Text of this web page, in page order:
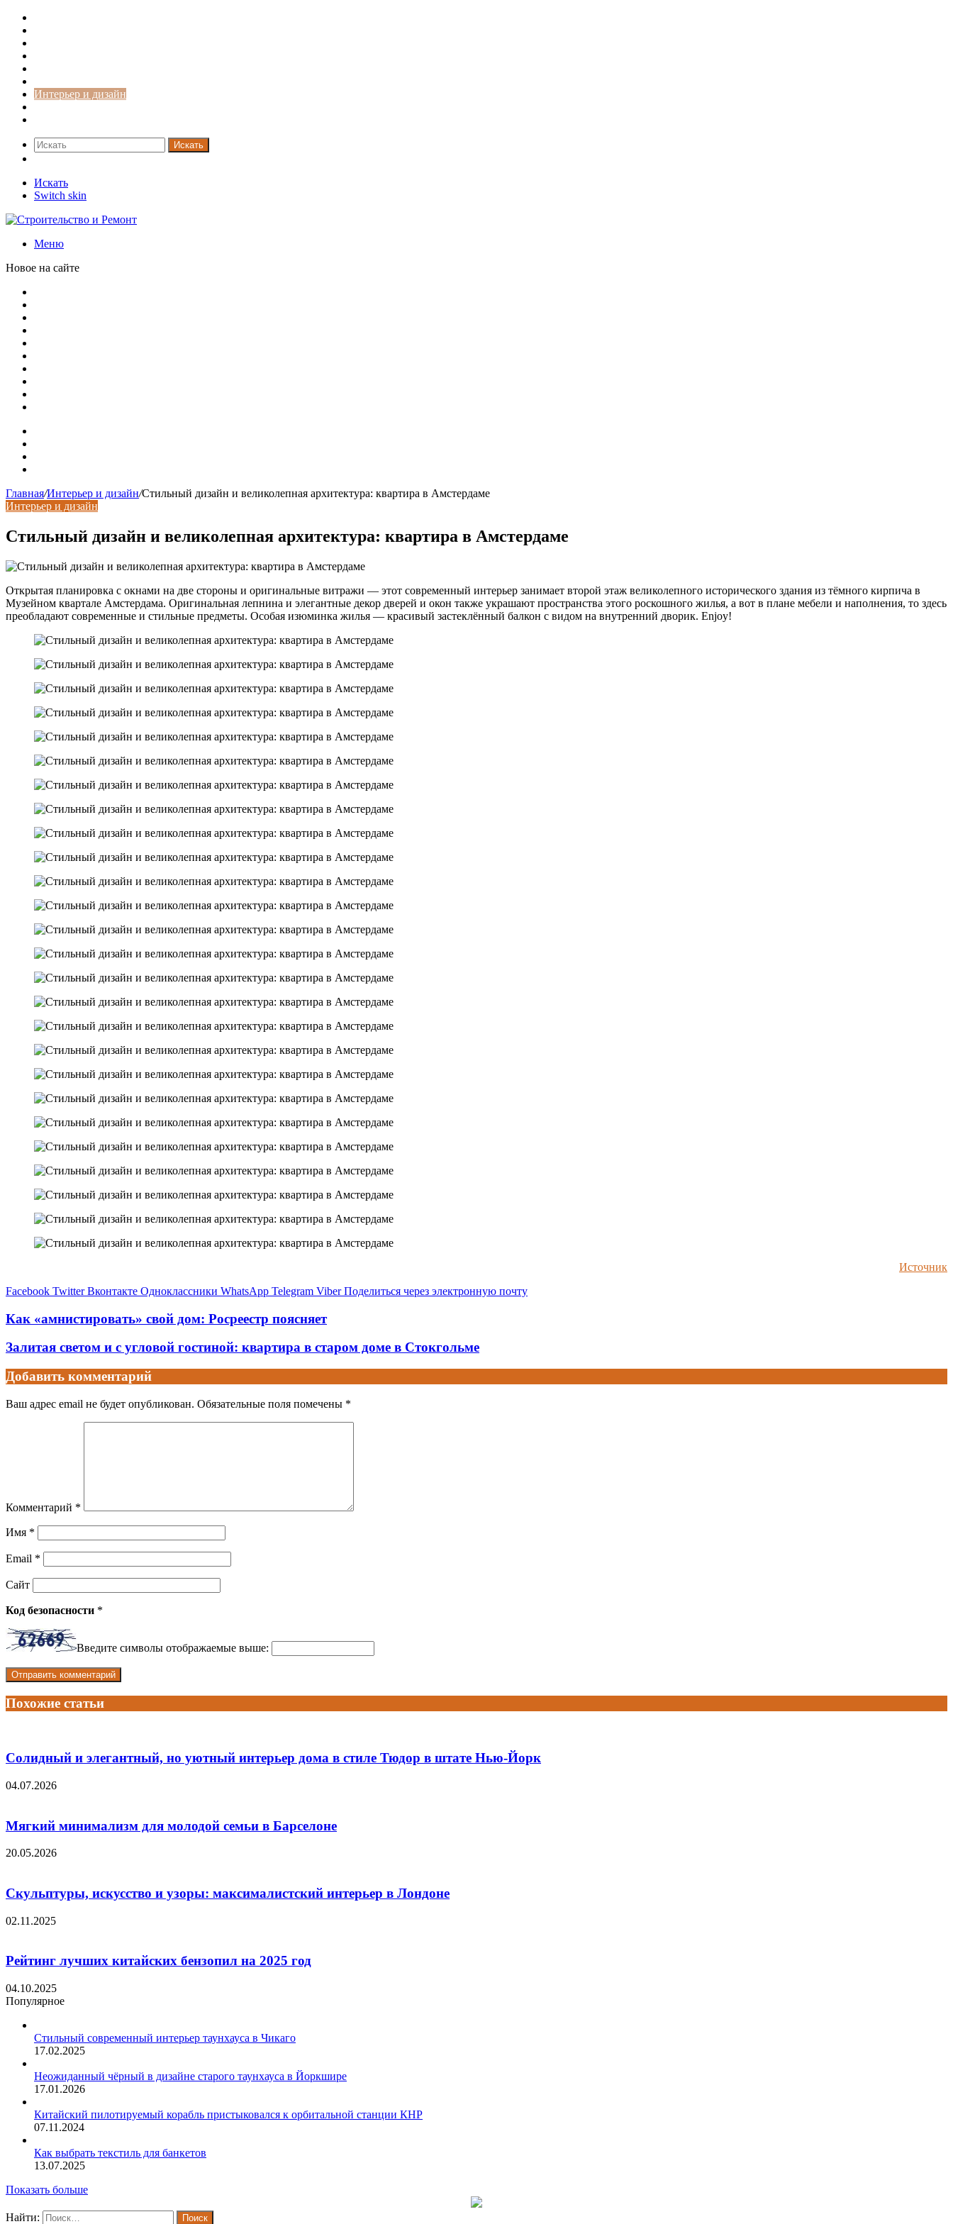
Интерьер и дизайн
Искать
Искать
Switch skin
Меню
Новое на сайте
Главная/Интерьер и дизайн/Стильный дизайн и великолепная архитектура: квартира в Амстердаме
Интерьер и дизайн
Стильный дизайн и великолепная архитектура: квартира в Амстердаме
Открытая планировка с окнами на две стороны и оригинальные витражи — этот современный интерьер занимает второй этаж великолепного исторического здания из тёмного кирпича в
Музейном квартале Амстердама. Оригинальная лепнина и элегантные декор дверей и окон также украшают пространства этого роскошного жилья, а вот в плане мебели и наполнения, то здесь
преобладают современные и стильные предметы. Особая изюминка жилья — красивый застеклённый балкон с видом на внутренний дворик. Enjoy!
Источник
Facebook Twitter Вконтакте Одноклассники WhatsApp Telegram Viber Поделиться через электронную почту
Как «амнистировать» свой дом: Росреестр поясняет
Залитая светом и с угловой гостиной: квартира в старом доме в Стокгольме
Добавить комментарий
Ваш адрес email не будет опубликован. Обязательные поля помечены *
Комментарий *
Имя *
Email *
Сайт
Код безопасности *
Введите символы отображаемые выше:
Похожие статьи
Солидный и элегантный, но уютный интерьер дома в стиле Тюдор в штате Нью-Йорк
04.07.2026
Мягкий минимализм для молодой семьи в Барселоне
20.05.2026
Скульптуры, искусство и узоры: максималистский интерьер в Лондоне
02.11.2025
Рейтинг лучших китайских бензопил на 2025 год
04.10.2025
Популярное
Стильный современный интерьер таунхауса в Чикаго
17.02.2025
Неожиданный чёрный в дизайне старого таунхауса в Йоркшире
17.01.2026
Китайский пилотируемый корабль пристыковался к орбитальной станции КНР
07.11.2024
Как выбрать текстиль для банкетов
13.07.2025
Показать больше
Найти: